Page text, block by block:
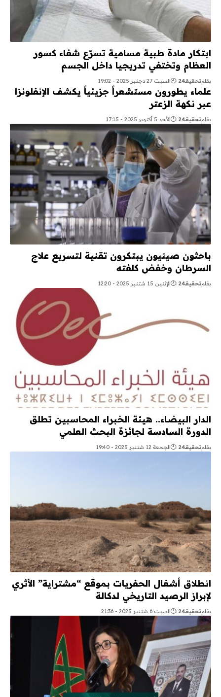
ابتكار مادة طبية مسامية تسرّع شفاء كسور
العظام وتختفي تدريجيا داخل الجسم
بقلمتحقيقـ24 السبت 27 دجنبر 2025 - 19:02
علماء يطورون مستشعراً جزيئياً يكشف الإنفلونزا
عبر نكهة الزعتر
بقلمتحقيقـ24 الأحد 5 أكتوبر 2025 - 17:15
باحثون صينيون يبتكرون تقنية لتسريع علاج
السرطان وخفض كلفته
بقلمتحقيقـ24 الإثنين 15 شتنبر 2025 - 12:20
الدار البيضاء.. هيئة الخبراء المحاسبين تطلق
الدورة السادسة لجائزة البحث العلمي
بقلمتحقيقـ24 الجمعة 12 شتنبر 2025 - 19:40
انطلاق أشغال الحفريات بموقع “مشتراية” الأثري
لإبراز الرصيد التاريخي لدكالة
بقلمتحقيقـ24 السبت 6 شتنبر 2025 - 21:36